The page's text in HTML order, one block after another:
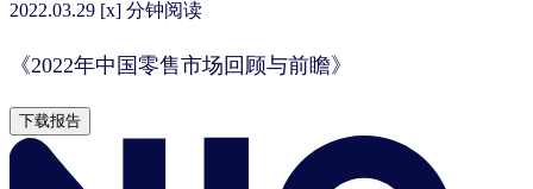
2022.03.29 [x] 分钟阅读
《2022年中国零售市场回顾与前瞻》
下载报告